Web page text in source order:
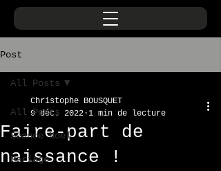
Post
All Posts
Séance Noel
Mariage
All Posts
Faire-part de
naissance !
Christophe BOUSQUET
9 déc. 2022 1 min de lecture